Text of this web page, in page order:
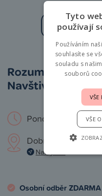
Zásady
Rozumíme vám i
Navštivte nás
Pondělí – Neděle: 9
Dobronická 1257,
Navigovat
Osobní odběr ZDARMA
Tyto
používají
Používáním
souhlasíte se
souladu s
souborů
VŠE
VŠE